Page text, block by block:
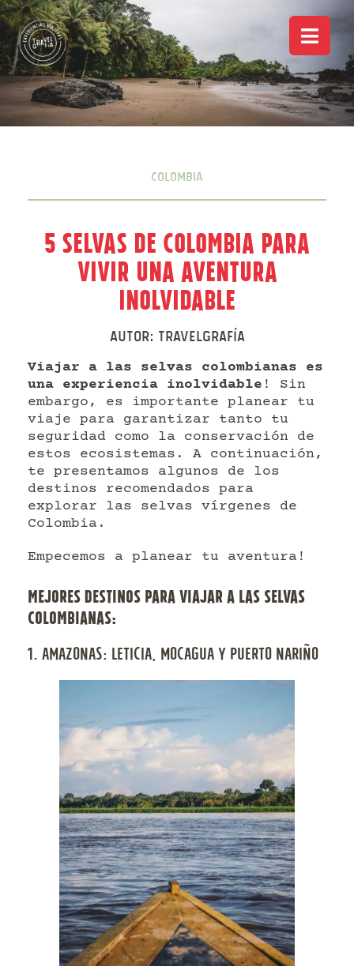
Colombia
5 Selvas de Colombia para
Vivir una Aventura
Inolvidable
Autor: Travelgrafía
Viajar a las selvas colombianas es
una experiencia inolvidable ! Sin
embargo, es importante planear tu
viaje para garantizar tanto tu
seguridad como la conservación de
estos ecosistemas. A continuación,
te presentamos algunos de los
destinos recomendados para
explorar las selvas vírgenes de
Colombia.
Empecemos a planear tu aventura!
MEJORES DESTINOS PARA VIAJAR A LAS SELVAS
COLOMBIANAS:
1. AMAZONAS: LETICIA, MOCAGUA Y PUERTO NARIÑO